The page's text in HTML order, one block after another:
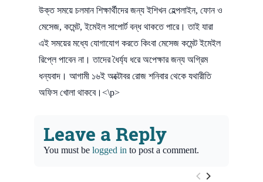
উক্ত সময়ে চলমান শিক্ষার্থীদের জন্য ইশিখন হেল্পলাইন, ফোন ও
মেসেজ, কমেন্ট, ইমেইল সাপোর্ট বন্ধ থাকতে পারে। তাই যারা
এই সময়ের মধ্যে যোগাযোগ করতে কিংবা মেসেজ কমেন্ট ইমেইল
রিপ্লে পাবেন না। তাদের ধৈর্য্য ধরে অপেক্ষার জন্য অগ্রিম
ধন্যবাদ। আগামী ১৬ই অক্টোবর রোজ শনিবার থেকে যথারীতি
অফিস খোলা থাকবে।<\p>
Leave a Reply
You must be logged in to post a comment.